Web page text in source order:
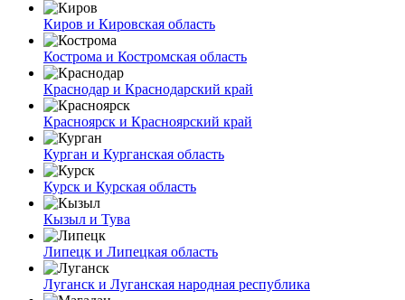
Киров и Кировская область
Кострома и Костромская область
Краснодар и Краснодарский край
Красноярск и Красноярский край
Курган и Курганская область
Курск и Курская область
Кызыл и Тува
Липецк и Липецкая область
Луганск и Луганская народная республика